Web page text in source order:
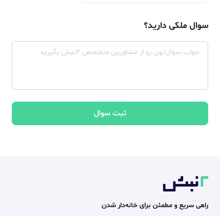
سوال ملکی دارید؟
ثبت سوال
راهی سریع و مطمئن برای خانه‌دار شدن